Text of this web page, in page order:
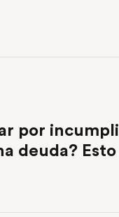
por
deuda?